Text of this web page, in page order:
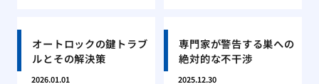
オートロックの鍵トラブ
ルとその解決策
2026.01.01
専門家が警告する巣への
絶対的な不干渉
2025.12.30